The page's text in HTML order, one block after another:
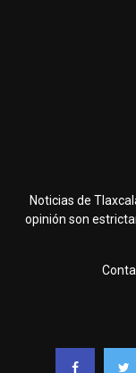
Noticias de
opinión son